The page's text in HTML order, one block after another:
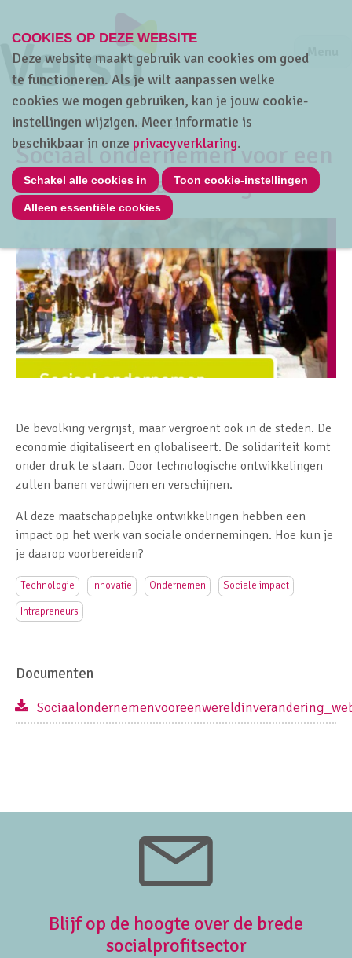
Jump
Menu
Home Over Verso Publicaties
Sociaal ondernemen voor een
wereld in verandering
De bevolking vergrijst, maar vergroent ook in de steden. De
economie digitaliseert en globaliseert. De solidariteit komt
onder druk te staan. Door technologische ontwikkelingen
zullen banen verdwijnen en verschijnen.
Al deze maatschappelijke ontwikkelingen hebben een
impact op het werk van sociale ondernemingen. Hoe kun je
je daarop voorbereiden?
Technologie Innovatie Ondernemen Sociale impact
Intrapreneurs
Documenten
Blijf op de hoogte over de brede
socialprofitsector
COOKIES OP DEZE WEBSITE
Deze website maakt gebruik van cookies om goed
te functioneren. Als je wilt aanpassen welke
cookies we mogen gebruiken, kan je jouw cookie-
instellingen wijzigen. Meer informatie is
beschikbaar in onze privacyverklaring.
Schakel alle cookies in Toon cookie-instellingen
Alleen essentiële cookies